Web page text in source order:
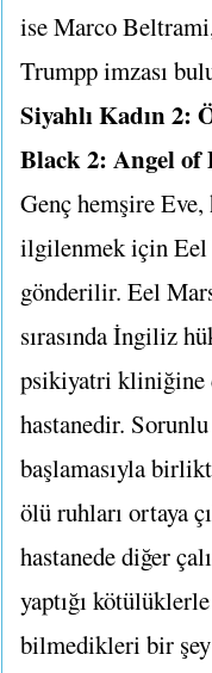
ise Marco
Trumpp
Siyahlı Kadın 2:
Black 2: Angel of
Genç hemşire Eve,
ilgilenmek için Eel
gönderilir. Eel
sırasında İngiliz
psikiyatri kliniğine
hastanedir.
başlamasıyla
ölü ruhları ortaya
hastanede diğer
yaptığı
bilmedikleri bir şey